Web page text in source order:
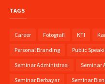
TAGS
Career Fotografi KTI
Personal Branding Public
Seminar Administrasi Seminar
Seminar Berbayar Seminar